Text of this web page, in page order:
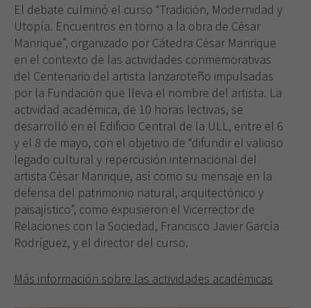
El debate culminó el curso “Tradición, Modernidad y
Utopía. Encuentros en torno a la obra de César
Manrique”, organizado por Cátedra César Manrique
en el contexto de las actividades conmemorativas
del Centenario del artista lanzaroteño impulsadas
por la Fundación que lleva el nombre del artista. La
actividad académica, de 10 horas lectivas, se
desarrolló en el Edificio Central de la ULL, entre el 6
y el 8 de mayo, con el objetivo de “difundir el valioso
legado cultural y repercusión internacional del
artista César Manrique, así como su mensaje en la
defensa del patrimonio natural, arquitectónico y
paisajístico”, como expusieron el Vicerrector de
Relaciones con la Sociedad, Francisco Javier García
Rodríguez, y el director del curso.
Más información sobre las actividades académicas